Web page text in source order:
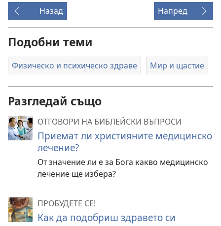
Назад Напред
Подобни теми
Физическо и психическо здраве Мир и щастие
Разгледай също
ОТГОВОРИ НА БИБЛЕЙСКИ ВЪПРОСИ
Приемат ли християните медицинско
лечение?
От значение ли е за Бога какво медицинско
лечение ще избера?
ПРОБУДЕТЕ СЕ!
Как да подобриш здравето си